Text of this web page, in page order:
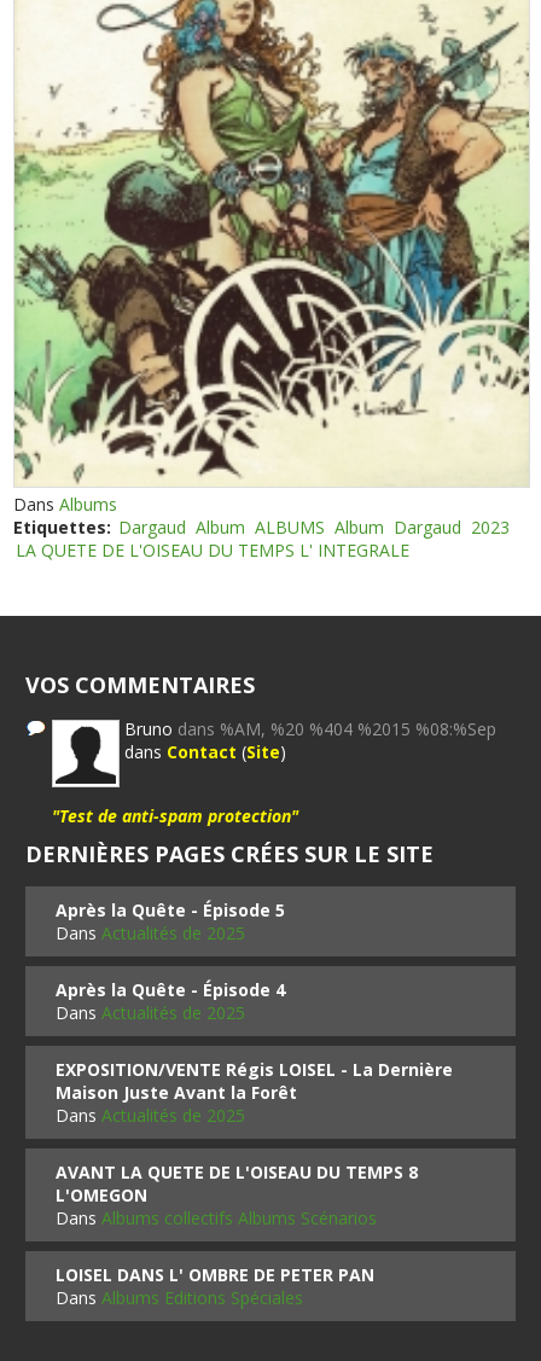
DansAlbums
Etiquettes: Dargaud Album ALBUMS Album Dargaud 2023
LA QUETE DE L'OISEAU DU TEMPS L' INTEGRALE
VOS COMMENTAIRES
Bruno dans %AM, %20 %404 %2015 %08:%Sep
dans Contact (Site)
"Test de anti-spam protection"
DERNIÈRES PAGES CRÉES SUR LE SITE
Après la Quête - Épisode 5
DansActualités de 2025
Après la Quête - Épisode 4
DansActualités de 2025
EXPOSITION/VENTE Régis LOISEL - La Dernière
Maison Juste Avant la Forêt
DansActualités de 2025
AVANT LA QUETE DE L'OISEAU DU TEMPS 8
L'OMEGON
DansAlbums collectifs Albums Scénarios
LOISEL DANS L' OMBRE DE PETER PAN
DansAlbums Editions Spéciales